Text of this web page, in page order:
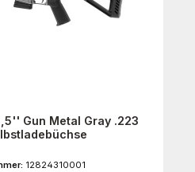
Gun Metal Gray .223
12824310001